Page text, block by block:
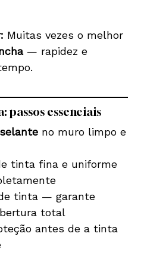
Muitas vezes o melhor
— rapidez e
passos essenciais
no muro limpo e
tinta fina e uniforme
tinta — garante
total
antes de a tinta